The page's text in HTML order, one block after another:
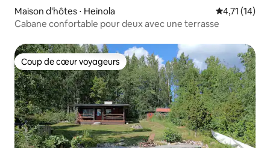
Maison d'hôtes ⋅ Heinola Évaluation
4,71 (14)
Cabane confortable pour deux avec une terrasse
Coup de cœur voyageurs
Coup de cœur voyageurs